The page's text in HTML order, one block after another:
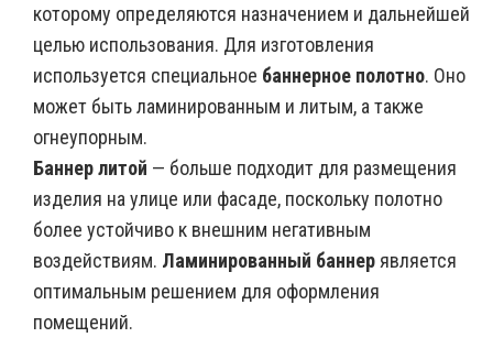
которому определяются назначением и дальнейшей
целью использования. Для изготовления
используется специальное баннерное полотно. Оно
может быть ламинированным и литым, а также
огнеупорным.
Баннер литой — больше подходит для размещения
изделия на улице или фасаде, поскольку полотно
более устойчиво к внешним негативным
воздействиям. Ламинированный баннер является
оптимальным решением для оформления
помещений.